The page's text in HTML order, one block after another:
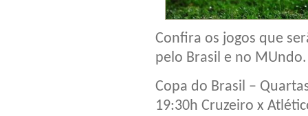
Confira os jogos que
pelo Brasil e no MUndo.
Copa do Brasil –
19:30h Cruzeiro x